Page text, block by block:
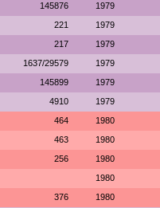
145876 1979
221 1979
217 1979
1637/29579 1979
145899 1979
4910 1979
464 1980
463 1980
256 1980
1980
376 1980